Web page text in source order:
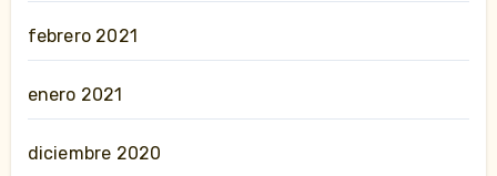
febrero 2021
enero 2021
diciembre 2020